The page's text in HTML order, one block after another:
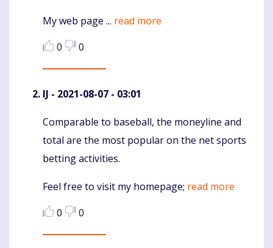
My web page ... read more
0
0
IJ - 2021-08-07 - 03:01
Komentaras
Comparable to baseball, the moneyline and
total are the most popular on the net sports
betting activities.
Feel free to visit my homepage; read more
0
0